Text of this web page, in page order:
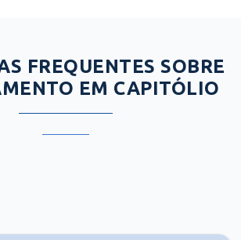
FREQUENTES SOBRE
EM CAPITÓLIO